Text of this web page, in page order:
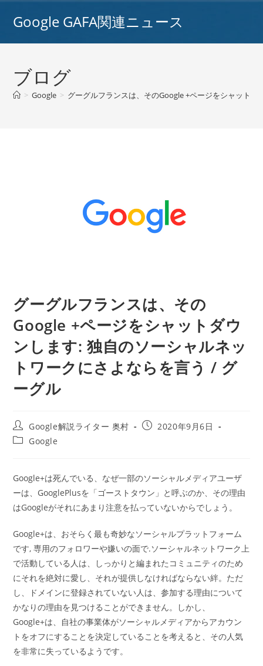
Google GAFA関連ニュース
ブログ
> Google > グーグルフランスは、そのGoogle +ページをシャット
グーグルフランスは、その
Google +ページをシャットダウ
ンします: 独自のソーシャルネッ
トワークにさよならを言う / グ
ーグル
投
稿
者:
Google解説ライター 奥村
投
2020年9月6日
投
テ
ゴ
リ
ー:
Google
Google+は死んでいる、なぜ一部のソーシャルメディアユーザ
ーは、GooglePlusを「ゴーストタウン」と呼ぶのか、その理由
はGoogleがそれにあまり注意を払っていないからでしょう。
Google+は、おそらく最も奇妙なソーシャルプラットフォーム
です, 専用のフォロワーや嫌いの面で.ソーシャルネットワーク上
で活動している人は、しっかりと編まれたコミュニティのため
にそれを絶対に愛し、それが提供しなければならない絆。ただ
し、ドメインに登録されていない人は、参加する理由について
かなりの理由を見つけることができません。しかし、
Google+は、自社の事業体がソーシャルメディアからアカウン
トをオフにすることを決定していることを考えると、その人気
を非常に失っているようです。